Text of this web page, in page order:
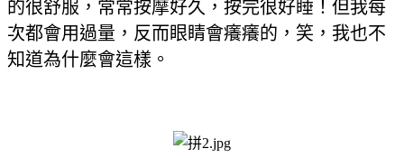
的很舒服，常常按摩好久，按完很好睡！但我每
次都會用過量，反而眼睛會癢癢的，笑，我也不
知道為什麼會這樣。